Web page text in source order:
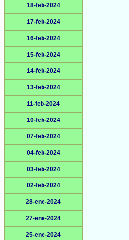
18-feb-2024
17-feb-2024
16-feb-2024
15-feb-2024
14-feb-2024
13-feb-2024
11-feb-2024
10-feb-2024
07-feb-2024
04-feb-2024
03-feb-2024
02-feb-2024
28-ene-2024
27-ene-2024
25-ene-2024